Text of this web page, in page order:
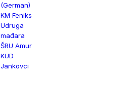
(German)
KM Feniks
Udruga
mađara
ŠRU Amur
KUD
Jankovci